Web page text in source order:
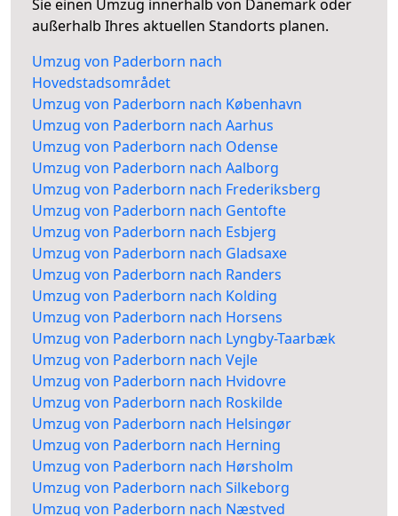
Sie einen Umzug innerhalb von Dänemark oder
außerhalb Ihres aktuellen Standorts planen.
Umzug von Paderborn nach
Hovedstadsområdet
Umzug von Paderborn nach København
Umzug von Paderborn nach Aarhus
Umzug von Paderborn nach Odense
Umzug von Paderborn nach Aalborg
Umzug von Paderborn nach Frederiksberg
Umzug von Paderborn nach Gentofte
Umzug von Paderborn nach Esbjerg
Umzug von Paderborn nach Gladsaxe
Umzug von Paderborn nach Randers
Umzug von Paderborn nach Kolding
Umzug von Paderborn nach Horsens
Umzug von Paderborn nach Lyngby-Taarbæk
Umzug von Paderborn nach Vejle
Umzug von Paderborn nach Hvidovre
Umzug von Paderborn nach Roskilde
Umzug von Paderborn nach Helsingør
Umzug von Paderborn nach Herning
Umzug von Paderborn nach Hørsholm
Umzug von Paderborn nach Silkeborg
Umzug von Paderborn nach Næstved